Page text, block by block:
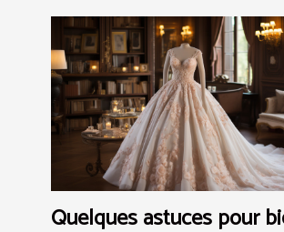
Quelques astuces pour